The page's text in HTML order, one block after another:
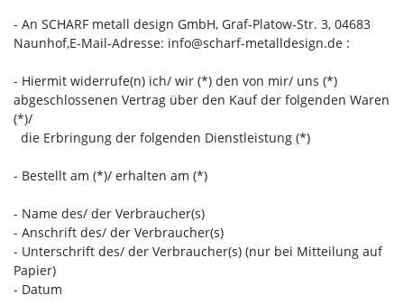
- An SCHARF metall design GmbH, Graf-Platow-Str. 3, 04683
Naunhof,E-Mail-Adresse: info@scharf-metalldesign.de :
- Hiermit widerrufe(n) ich/ wir (*) den von mir/ uns (*)
abgeschlossenen Vertrag über den Kauf der folgenden Waren
(*)/
die Erbringung der folgenden Dienstleistung (*)
- Bestellt am (*)/ erhalten am (*)
- Name des/ der Verbraucher(s)
- Anschrift des/ der Verbraucher(s)
- Unterschrift des/ der Verbraucher(s) (nur bei Mitteilung auf
Papier)
- Datum